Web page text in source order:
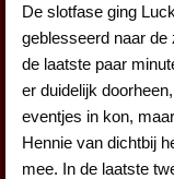
De slotfase ging
geblesseerd naar
de laatste paar
er duidelijk
eventjes in kon,
Hennie van dichtbij
mee. In de laatste